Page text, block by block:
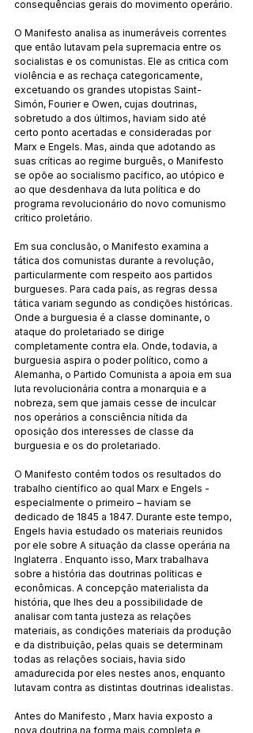
consequências gerais do movimento operário.
O Manifesto analisa as inumeráveis correntes
que então lutavam pela supremacia entre os
socialistas e os comunistas. Ele as critica com
violência e as rechaça categoricamente,
excetuando os grandes utopistas Saint-
Simón, Fourier e Owen, cujas doutrinas,
sobretudo a dos últimos, haviam sido até
certo ponto acertadas e consideradas por
Marx e Engels. Mas, ainda que adotando as
suas críticas ao regime burguês, o Manifesto
se opõe ao socialismo pacífico, ao utópico e
ao que desdenhava da luta política e do
programa revolucionário do novo comunismo
crítico proletário.
Em sua conclusão, o Manifesto examina a
tática dos comunistas durante a revolução,
particularmente com respeito aos partidos
burgueses. Para cada país, as regras dessa
tática variam segundo as condições históricas.
Onde a burguesia é a classe dominante, o
ataque do proletariado se dirige
completamente contra ela. Onde, todavia, a
burguesia aspira o poder político, como a
Alemanha, o Partido Comunista a apoia em sua
luta revolucionária contra a monarquia e a
nobreza, sem que jamais cesse de inculcar
nos operários a consciência nítida da
oposição dos interesses de classe da
burguesia e os do proletariado.
O Manifesto contém todos os resultados do
trabalho científico ao qual Marx e Engels -
especialmente o primeiro – haviam se
dedicado de 1845 a 1847. Durante este tempo,
Engels havia estudado os materiais reunidos
por ele sobre A situação da classe operária na
Inglaterra . Enquanto isso, Marx trabalhava
sobre a história das doutrinas políticas e
econômicas. A concepção materialista da
história, que lhes deu a possibilidade de
analisar com tanta justeza as relações
materiais, as condições materiais da produção
e da distribuição, pelas quais se determinam
todas as relações sociais, havia sido
amadurecida por eles nestes anos, enquanto
lutavam contra as distintas doutrinas idealistas.
Antes do Manifesto , Marx havia exposto a
nova doutrina na forma mais completa e